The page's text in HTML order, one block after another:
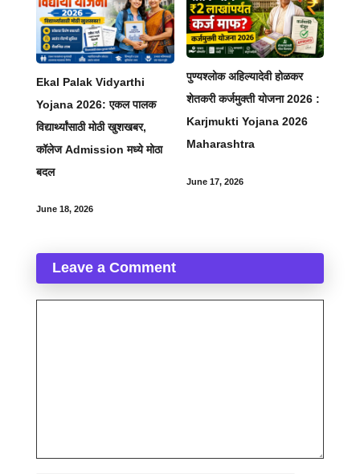
Ekal Palak Vidyarthi
Yojana 2026: एकल पालक
विद्यार्थ्यांसाठी मोठी खुशखबर,
कॉलेज Admission मध्ये मोठा
बदल
June 18, 2026
पुण्यश्लोक अहिल्यादेवी होळकर
शेतकरी कर्जमुक्ती योजना 2026 :
Karjmukti Yojana 2026
Maharashtra
June 17, 2026
Leave a Comment